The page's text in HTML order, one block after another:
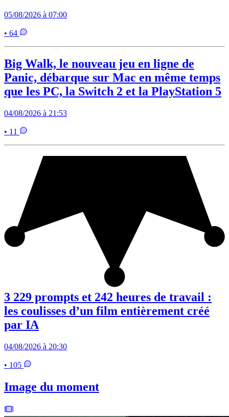
05/08/2026 à 07:00
• 64
Big Walk, le nouveau jeu en ligne de
Panic, débarque sur Mac en même temps
que les PC, la Switch 2 et la PlayStation 5
04/08/2026 à 21:53
• 11
3 229 prompts et 242 heures de travail :
les coulisses d’un film entièrement créé
par IA
04/08/2026 à 20:30
• 105
Image du moment